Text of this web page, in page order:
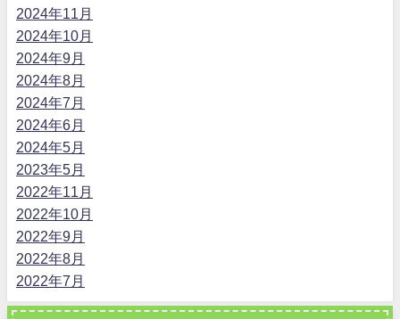
2024年11月
2024年10月
2024年9月
2024年8月
2024年7月
2024年6月
2024年5月
2023年5月
2022年11月
2022年10月
2022年9月
2022年8月
2022年7月